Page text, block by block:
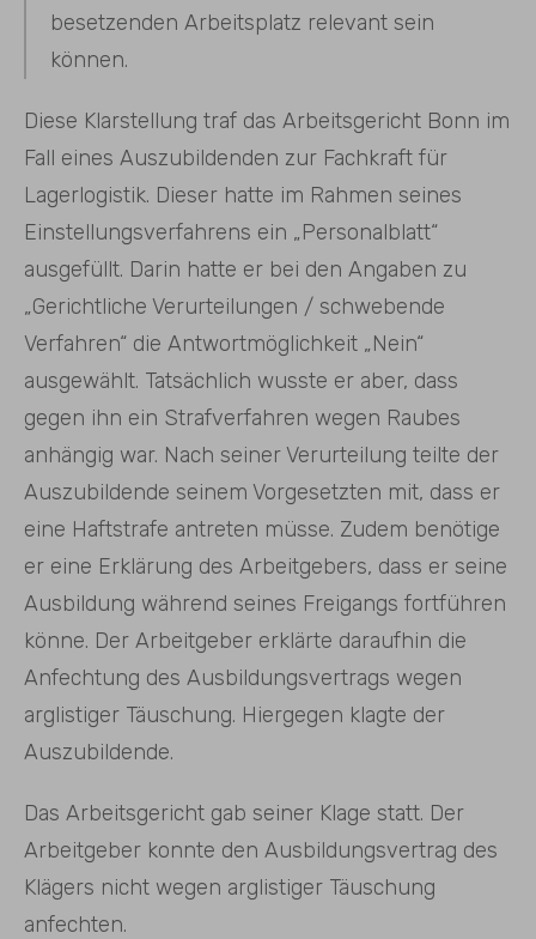
besetzenden Arbeitsplatz relevant sein
können.
Diese Klarstellung traf das Arbeitsgericht Bonn im
Fall eines Auszubildenden zur Fachkraft für
Lagerlogistik. Dieser hatte im Rahmen seines
Einstellungsverfahrens ein „Personalblatt“
ausgefüllt. Darin hatte er bei den Angaben zu
„Gerichtliche Verurteilungen / schwebende
Verfahren“ die Antwortmöglichkeit „Nein“
ausgewählt. Tatsächlich wusste er aber, dass
gegen ihn ein Strafverfahren wegen Raubes
anhängig war. Nach seiner Verurteilung teilte der
Auszubildende seinem Vorgesetzten mit, dass er
eine Haftstrafe antreten müsse. Zudem benötige
er eine Erklärung des Arbeitgebers, dass er seine
Ausbildung während seines Freigangs fortführen
könne. Der Arbeitgeber erklärte daraufhin die
Anfechtung des Ausbildungsvertrags wegen
arglistiger Täuschung. Hiergegen klagte der
Auszubildende.
Das Arbeitsgericht gab seiner Klage statt. Der
Arbeitgeber konnte den Ausbildungsvertrag des
Klägers nicht wegen arglistiger Täuschung
anfechten.